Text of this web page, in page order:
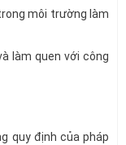
môi trường làm
làm quen với công
quy định của pháp